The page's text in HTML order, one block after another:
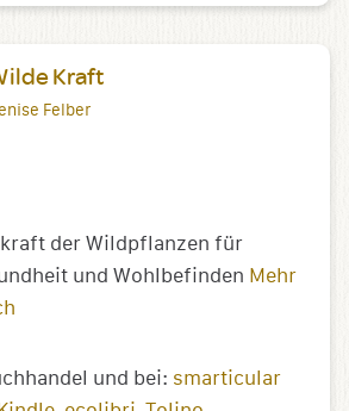
Kraft
Felber
der Wildpflanzen für
und Wohlbefinden Mehr
und bei: smarticular